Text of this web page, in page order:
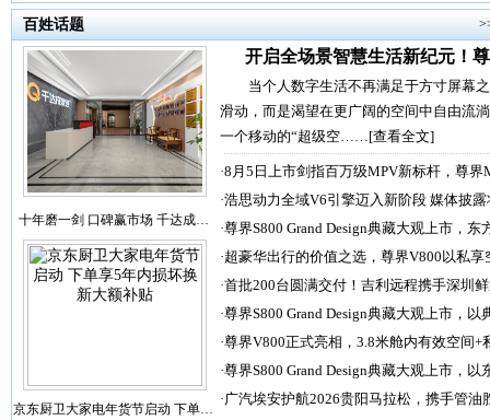
百姓话题
十年磨一剑 口碑赢市场 千达成…
京东厨卫大家电年货节启动 下单…
开启全场景智慧生活新纪元！
当个人数字生活不再满足于方寸屏幕
滑动，而是渴望在更广阔的空间中自由流
一个移动的“超级空……[查看全文]
·8月5日上市剑指百万级MPV新标杆，尊
·浩思动力全域V6引擎迈入新阶段 媒体披
·尊界S800 Grand Design典藏大观上市，
·超豪华出行的价值之选，尊界V800以私
·首批200台圆满交付！吉利远程携手深圳
·尊界S800 Grand Design典藏大观上市，
·尊界V800正式亮相，3.8米舱内有效空间
·尊界S800 Grand Design典藏大观上市，
·广汽埃安护航2026贵阳马拉松，携手管